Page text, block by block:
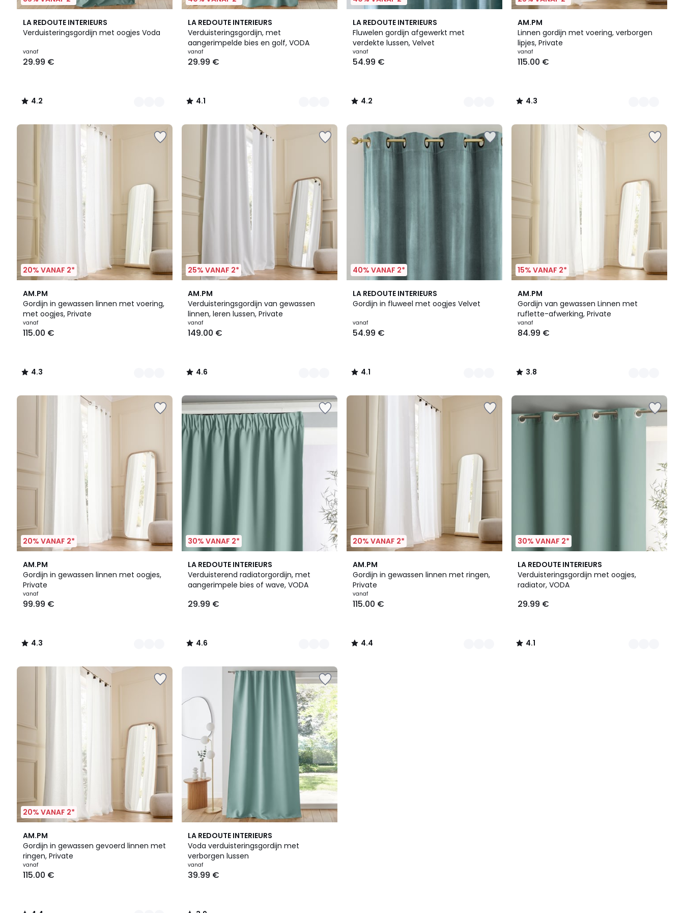
LA REDOUTE INTERIEURS
Verduisteringsgordijn met oogjes Voda
Prijs
vanaf
vanaf
29.99 €
4.2
/ 5
7
Kleuren
4.2
/
LA REDOUTE INTERIEURS
Verduisteringsgordijn, met
aangerimpelde bies en golf, VODA
vanaf
29.99 €
4.1
/ 5
7
Kleuren
4.1
/
LA REDOUTE INTERIEURS
Fluwelen gordijn afgewerkt met
verdekte lussen, Velvet
vanaf
54.99 €
4.2
/ 5
10
Kleuren
4.2
/
AM.PM
Linnen gordijn met voering, verborgen
lipjes, Private
vanaf
115.00 €
4.3
/ 5
11
Kleuren
4.3
/
20% VANAF 2*
AM.PM
Gordijn in gewassen linnen met voering,
met oogjes, Private
vanaf
115.00 €
4.3
/ 5
11
Kleuren
4.3
/
25% VANAF 2*
AM.PM
Verduisteringsgordijn van gewassen
linnen, leren lussen, Private
vanaf
149.00 €
4.6
/ 5
11
Kleuren
4.6
/
40% VANAF 2*
LA REDOUTE INTERIEURS
Gordijn in fluweel met oogjes Velvet
vanaf
54.99 €
4.1
/ 5
7
Kleuren
4.1
/
15% VANAF 2*
AM.PM
Gordijn van gewassen Linnen met
ruflette-afwerking, Private
vanaf
84.99 €
3.8
/ 5
11
Kleuren
3.8
/
20% VANAF 2*
AM.PM
Gordijn in gewassen linnen met oogjes,
Private
vanaf
99.99 €
4.3
/ 5
11
Kleuren
4.3
/
30% VANAF 2*
LA REDOUTE INTERIEURS
Verduisterend radiatorgordijn, met
aangerimpele bies of wave, VODA
29.99 €
4.6
/ 5
7
Kleuren
4.6
/
20% VANAF 2*
AM.PM
Gordijn in gewassen linnen met ringen,
Private
vanaf
115.00 €
4.4
/ 5
11
Kleuren
4.4
/
30% VANAF 2*
LA REDOUTE INTERIEURS
Verduisteringsgordijn met oogjes,
radiator, VODA
29.99 €
4.1
/ 5
7
Kleuren
4.1
/
20% VANAF 2*
AM.PM
Gordijn in gewassen gevoerd linnen met
ringen, Private
vanaf
115.00 €
4.4
/ 5
11
Kleuren
LA REDOUTE INTERIEURS
Voda verduisteringsgordijn met
verborgen lussen
vanaf
39.99 €
3.9
/ 5